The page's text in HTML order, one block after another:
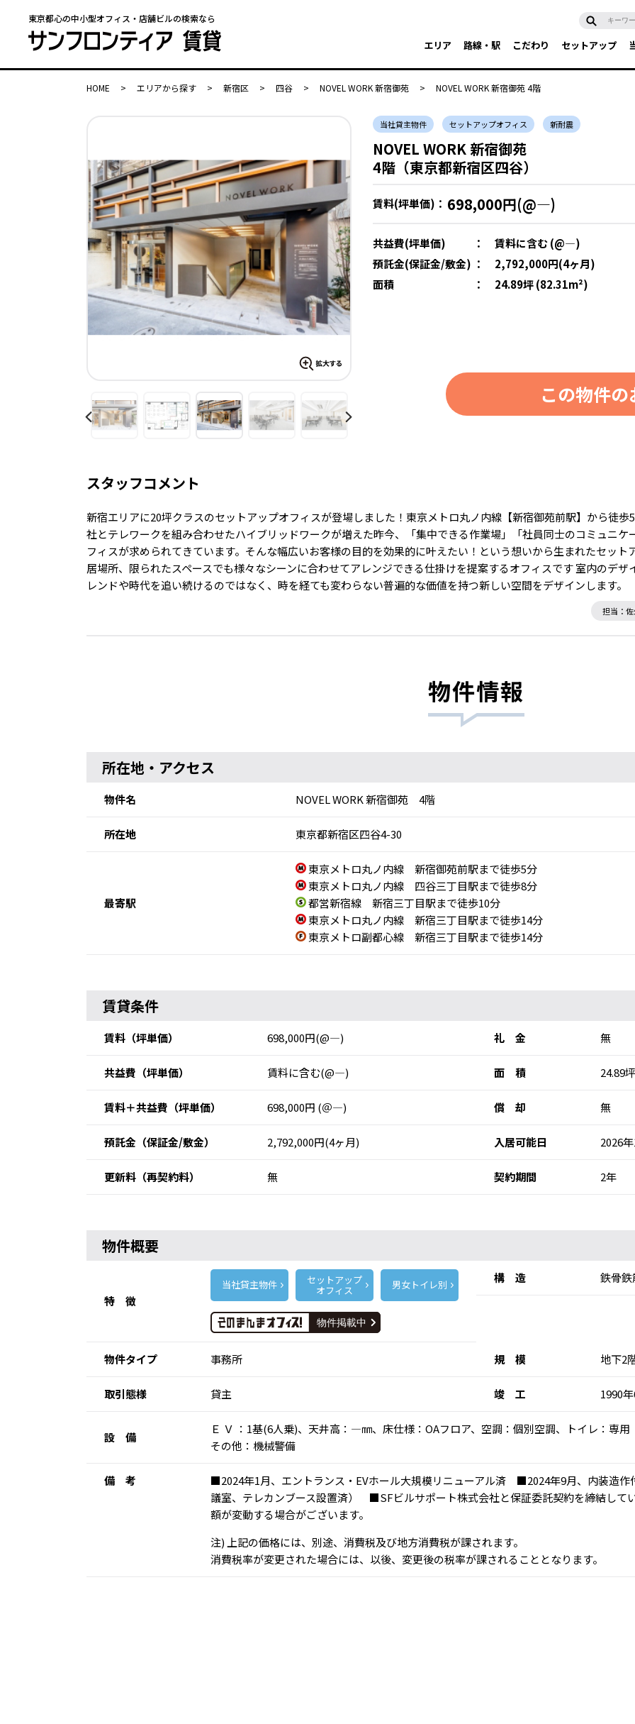
東京都心の中小型オフィス・店舗ビルの検索なら
エリア 路線・駅 こだわり セットアップ
HOME > エリアから探す > 新宿区 > 四谷 > NOVEL WORK 新宿御苑 > NOVEL WORK 新宿御苑 4階
当社貸主物件 セットアップオフィス 新耐震
NOVEL WORK 新宿御苑
4階（東京都新宿区四谷）
賃料(坪単価)： 698,000円(@―)
共益費(坪単価) ：
賃料に含む (@―)
預託金(保証金/敷金) ：
2,792,000円(4ヶ月)
面積
： 24.89坪 (82.31m²)
この物件
スタッフコメント
新宿エリアに20坪クラスのセットアップオフィスが登場しました！東京メトロ丸ノ内線【新宿御苑前駅】から徒
社とテレワークを組み合わせたハイブリッドワークが増えた昨今、「集中できる作業場」「社員同士のコミュニ
フィスが求められてきています。そんな幅広いお客様の目的を効果的に叶えたい！という想いから生まれたセッ
居場所、限られたスペースでも様々なシーンに合わせてアレンジできる仕掛けを提案するオフィスです 室内のデ
レンドや時代を追い続けるのではなく、時を経ても変わらない普遍的な価値を持つ新しい空間をデザインします
担当：
物件情報
所在地・アクセス
物件名 NOVEL WORK 新宿御苑 4階
所在地 東京都新宿区四谷4-30
最寄駅
東京メトロ丸ノ内線 新宿御苑前駅まで徒歩5分
東京メトロ丸ノ内線 四谷三丁目駅まで徒歩8分
都営新宿線 新宿三丁目駅まで徒歩10分
東京メトロ丸ノ内線 新宿三丁目駅まで徒歩14分
東京メトロ副都心線 新宿三丁目駅まで徒歩14分
賃貸条件
賃料 （坪単価） 698,000円(@―) 礼 金 無
共益費 （坪単価） 賃料に含む(@―) 面 積 24.89
賃料＋共益費 （坪単価） 698,000円 (＠―) 償 却 無
預託金 （保証金/敷金） 2,792,000円(4ヶ月) 入居可能日 2026
更新料 （再契約料） 無 契約期間 2年
物件概要
特 徴
当社貸主物件 セットアップ
オフィス 男女トイレ別 構 造 鉄骨
物件タイプ 事務所 規 模 地下2
取引態様 貸主 竣 工 1990
設 備
Ｅ Ｖ ：1基(6人乗)、天井高：―㎜、床仕様：OAフロア、空調：個別空調、トイレ：
その他：機械警備
備 考
■2024年1月、エントランス・EVホール大規模リニューアル済 ■2024年9月、内装造作
議室、テレカンブース設置済） ■SFビルサポート株式会社と保証委託契約を締結し
額が変動する場合がございます。
注) 上記の価格には、別途、消費税及び地方消費税が課されます。
消費税率が変更された場合には、以後、変更後の税率が課されることとなります。